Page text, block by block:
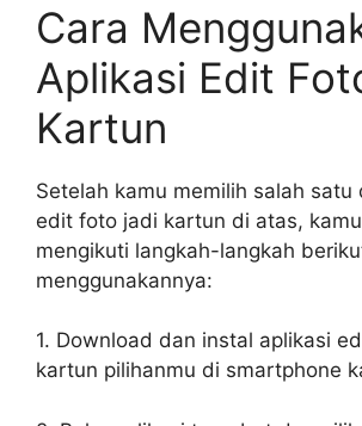
Cara
Aplikasi Edit
Kartun
Setelah kamu memilih salah satu
edit foto jadi kartun di atas,
mengikuti langkah-langkah
menggunakannya:
1. Download dan instal aplikasi
kartun pilihanmu di smartphone